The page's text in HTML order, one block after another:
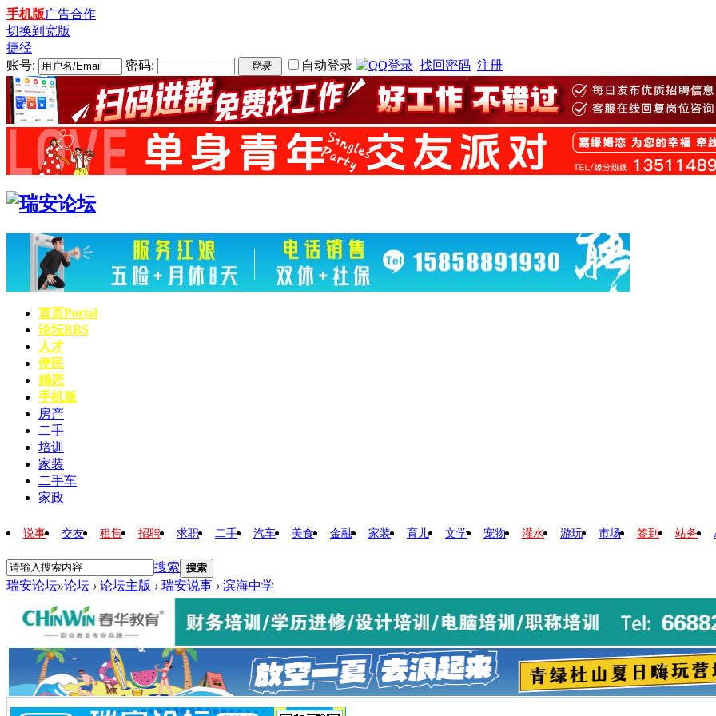
手机版广告合作
切换到宽版
捷径
账号:
密码: 登录 自动登录 找回密码 注册
首页Portal
论坛BBS
人才
便民
婚恋
手机版
房产
二手
培训
家装
二手车
家政
说事 交友 租售 招聘 求职 二手 汽车 美食 金融 家装 育儿 文学 宠物 灌水 游玩 市场 签到 站务
搜索 搜索
瑞安论坛»论坛 › 论坛主版 › 瑞安说事 › 滨海中学